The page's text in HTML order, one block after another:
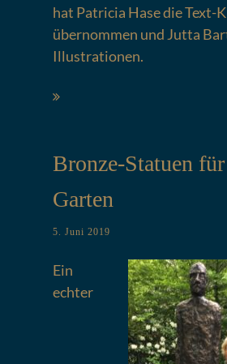
hat Patricia Hase die Text-
übernommen und Jutta
Illustrationen.
Bronze-Statuen
Garten
5. Juni 2019
Ein
echter